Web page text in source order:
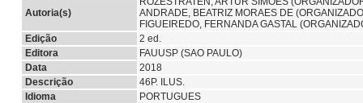
Autoria(s)
ANDRADE, BEATRIZ MORAES DE
FIGUEIREDO, FERNANDA GASTAL
Edição
2 ed.
Editora
FAUUSP (SAO PAULO)
Data
2018
Descrição
46P. ILUS.
Idioma
PORTUGUES